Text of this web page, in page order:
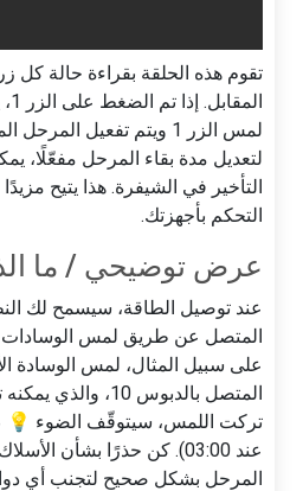
تقوم هذه الحلقة بقراءة حالة كل
لتعديل مدة بقاء المرحل مفعّلًا،
التأخير في الشيفرة. هذا يتيح
التحكم بأجهزتك.
عرض توضيحي / ما
عند توصيل الطاقة، سيسمح لك
على سبيل المثال، لمس الوسادة
المتصل بالدبوس 10،
تركت اللمس، سيتوقّف الضوء 💡
عند 03:00). كن حذرًا بشأن
المرحل بشكل صحيح لتجنب أي